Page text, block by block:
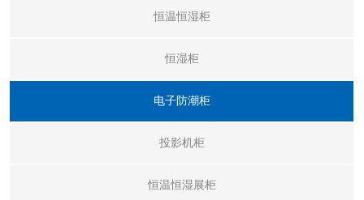
恒温恒湿柜
恒湿柜
电子防潮柜
投影机柜
恒温恒湿展柜